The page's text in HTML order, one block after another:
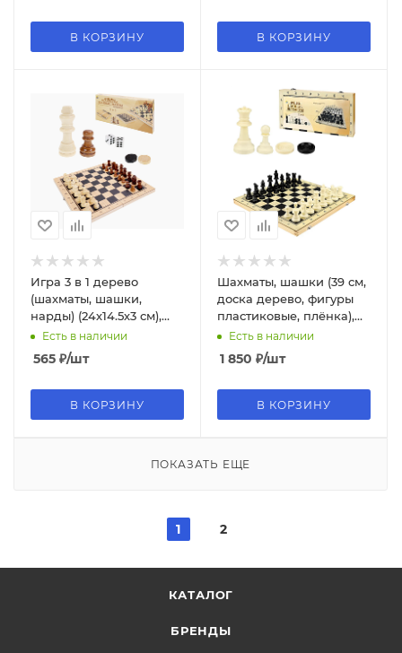
В КОРЗИНУ В КОРЗИНУ
Игра 3 в 1 дерево
(шахматы, шашки,
нарды) (24х14.5х3 см),
ИН-9466
Есть в наличии
565 ₽/шт
В КОРЗИНУ
Шахматы, шашки (39 см,
доска дерево, фигуры
пластиковые, плёнка),
ИН-0385
Есть в наличии
1 850 ₽/шт
В КОРЗИНУ
ПОКАЗАТЬ ЕЩЕ
1 2
КАТАЛОГ
БРЕНДЫ